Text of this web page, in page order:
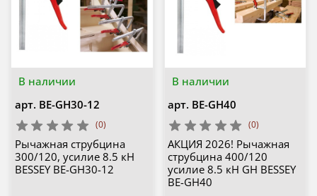
В наличии
арт. BE-GH30-12
(0)
Рычажная струбцина
300/120, усилие 8.5 кН
BESSEY BE-GH30-12
В наличии
арт. BE-GH40
(0)
АКЦИЯ 2026! Рычажная
струбцина 400/120
усилие 8.5 кН GH BESSEY
BE-GH40